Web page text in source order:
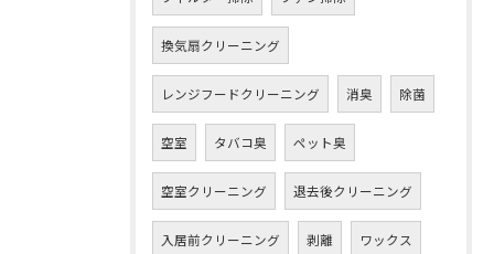
換気扇クリーニング
レンジフードクリーニング 消臭 除菌
空室 タバコ臭 ペット臭
空室クリーニング 退去後クリーニング
入居前クリーニング 剥離 ワックス